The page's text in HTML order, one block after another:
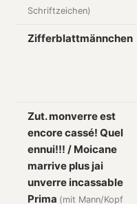
Schriftzeichen)
Zifferblattmännchen
Zut. monverre est
encore cassé! Quel
ennui!!! / Moicane
marrive plus jai
unverre incassable
Prima (mit Mann/Kopf